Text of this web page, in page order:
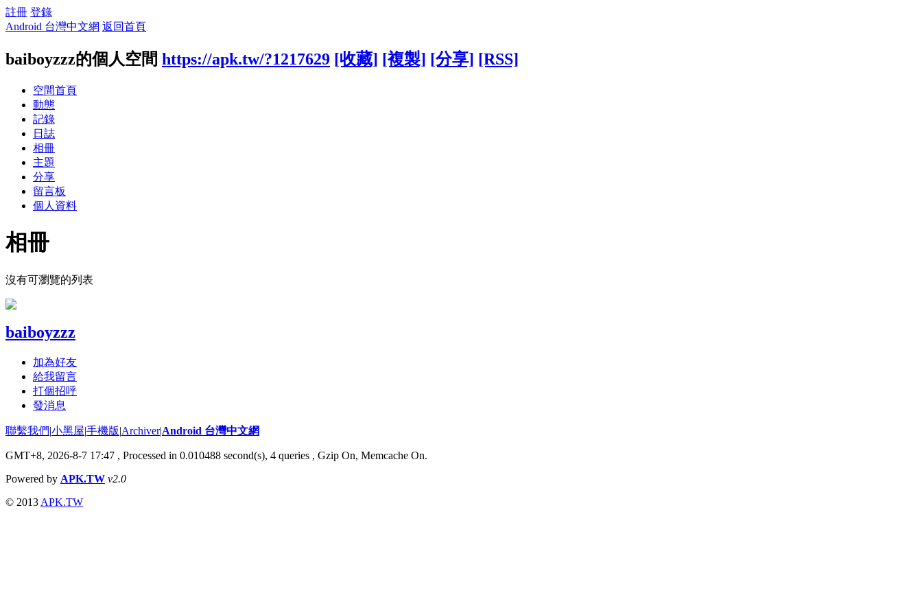
註冊 登錄
Android 台灣中文網 返回首頁
baiboyzzz的個人空間 https://apk.tw/?1217629 [收藏] [複製] [分享] [RSS]
空間首頁
動態
記錄
日誌
相冊
主題
分享
留言板
個人資料
相冊
沒有可瀏覽的列表
baiboyzzz
加為好友
給我留言
打個招呼
發消息
聯繫我們|小黑屋|手機版|Archiver|Android 台灣中文網
GMT+8, 2026-8-7 17:47 , Processed in 0.010488 second(s), 4 queries , Gzip On, Memcache On.
Powered by APK.TW v2.0
© 2013 APK.TW